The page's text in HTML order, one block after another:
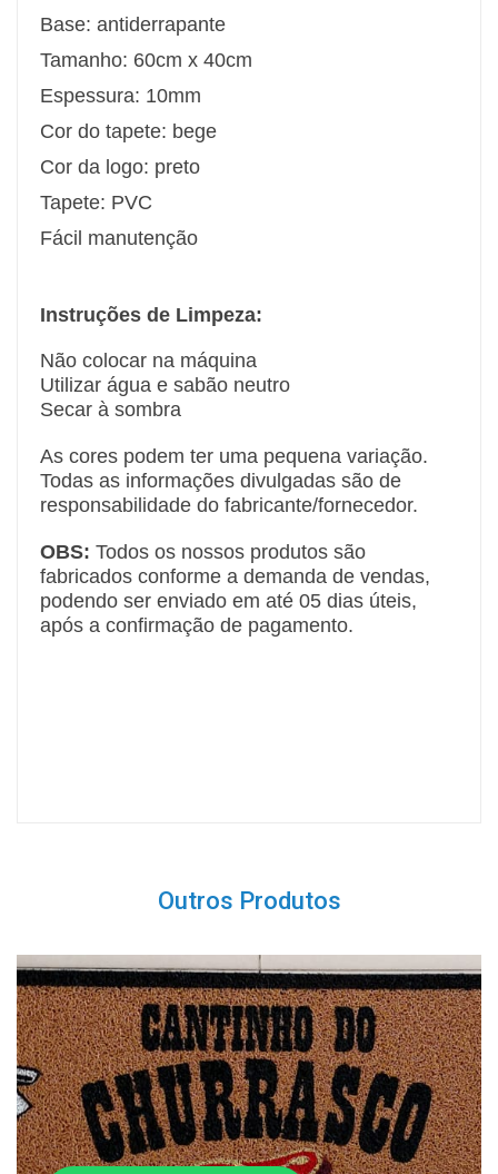
Base: antiderrapante
Tamanho: 60cm x 40cm
Espessura: 10mm
Cor do tapete: bege
Cor da logo: preto
Tapete: PVC
Fácil manutenção
Instruções de Limpeza:
Não colocar na máquina
Utilizar água e sabão neutro
Secar à sombra
As cores podem ter uma pequena variação.
Todas as informações divulgadas são de
responsabilidade do fabricante/fornecedor.
OBS: Todos os nossos produtos são
fabricados conforme a demanda de vendas,
podendo ser enviado em até 05 dias úteis,
após a confirmação de pagamento.
Outros Produtos